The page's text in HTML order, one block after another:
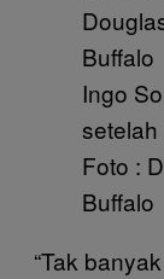
Ingo
Foto :
Buffalo
“Tak